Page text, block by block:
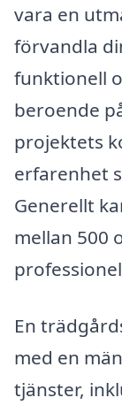
vara en
förvandla
funktionell
beroende
projektets
erfarenhet
Generellt
mellan 500
En
med en
tjänster,